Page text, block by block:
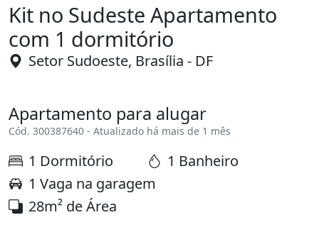
Kit no Sudeste Apartamento
com 1 dormitório
Setor Sudoeste, Brasília - DF
Apartamento para alugar
Cód. 300387640 - Atualizado há mais de 1 mês
1 Dormitório
1 Banheiro
1 Vaga na garagem
28m² de Área